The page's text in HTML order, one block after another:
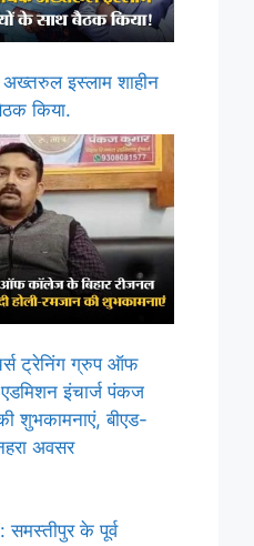
अख्तरुल इस्लाम शाहीन
किया.
ट्रेनिंग ग्रुप ऑफ
इंचार्ज पंकज
शुभकामनाएं, बीएड-
अवसर
के पूर्व